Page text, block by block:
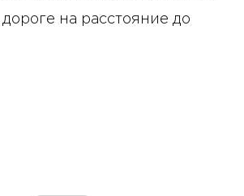
на расстояние до